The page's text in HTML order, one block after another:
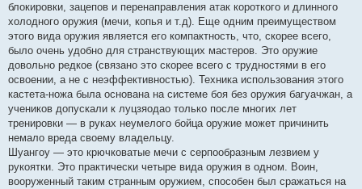
блокировки, зацепов и перенаправления атак короткого и длинного
холодного оружия (мечи, копья и т.д). Еще одним преимуществом
этого вида оружия является его компактность, что, скорее всего,
было очень удобно для странствующих мастеров. Это оружие
довольно редкое (связано это скорее всего с трудностями в его
освоении, а не с неэффективностью). Техника использования этого
кастета-ножа была основана на системе боя без оружия багуачжан, а
учеников допускали к луцзяодао только после многих лет
тренировки — в руках неумелого бойца оружие может причинить
немало вреда своему владельцу.
Шуангоу — это крючковатые мечи с серпообразным лезвием у
рукоятки. Это практически четыре вида оружия в одном. Воин,
вооруженный таким странным оружием, способен был сражаться на